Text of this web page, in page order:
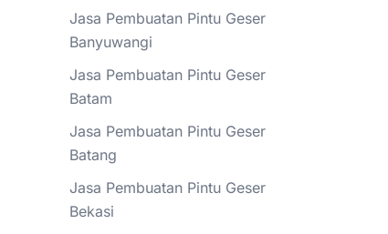
Jasa Pembuatan Pintu Geser
Banyuwangi
Jasa Pembuatan Pintu Geser
Batam
Jasa Pembuatan Pintu Geser
Batang
Jasa Pembuatan Pintu Geser
Bekasi